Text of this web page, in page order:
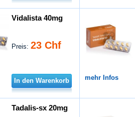
Vidalista 40mg
Preis:23 Chf
In den Warenkorb mehr Infos
Tadalis-sx 20mg